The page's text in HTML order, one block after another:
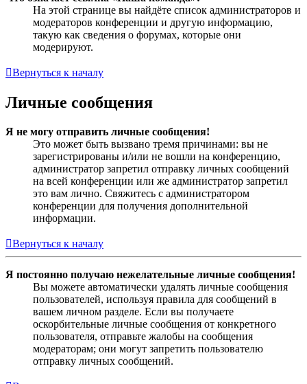
На этой странице вы найдёте список администраторов и
модераторов конференции и другую информацию,
такую как сведения о форумах, которые они
модерируют.
Вернуться к началу
Личные сообщения
Я не могу отправить личные сообщения!
Это может быть вызвано тремя причинами: вы не
зарегистрированы и/или не вошли на конференцию,
администратор запретил отправку личных сообщений
на всей конференции или же администратор запретил
это вам лично. Свяжитесь с администратором
конференции для получения дополнительной
информации.
Вернуться к началу
Я постоянно получаю нежелательные личные сообщения!
Вы можете автоматически удалять личные сообщения
пользователей, используя правила для сообщений в
вашем личном разделе. Если вы получаете
оскорбительные личные сообщения от конкретного
пользователя, отправьте жалобы на сообщения
модераторам; они могут запретить пользователю
отправку личных сообщений.